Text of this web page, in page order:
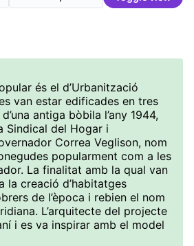
és el d’Urbanització
van estar edificades en tres
antiga bòbila l’any 1944,
Sindical del Hogar i
Correa Veglison, nom
popularment com a les
La finalitat amb la qual van
la creació d’habitatges
de l’època i rebien el nom
L’arquitecte del projecte
i es va inspirar amb el model